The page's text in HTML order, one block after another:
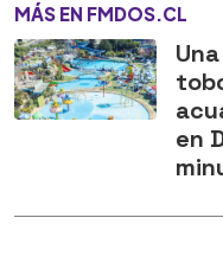
MÁS EN FMDOS.CL
en